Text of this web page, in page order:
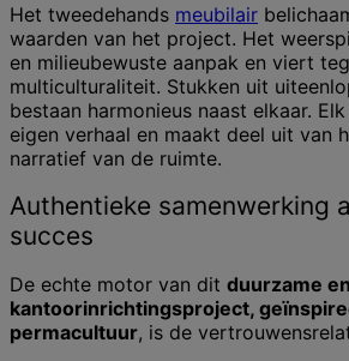
Het tweedehands meubilair
waarden van het project. Het
en milieubewuste aanpak en viert
multiculturaliteit. Stukken uit
bestaan harmonieus naast elkaar.
eigen verhaal en maakt deel uit van
narratief van de ruimte.
Authentieke samenwerking
succes
De echte motor van dit duurzame
kantoorinrichtingsproject,
permacultuur, is de